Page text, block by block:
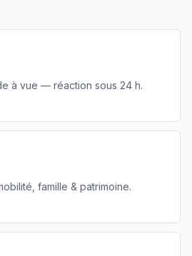
à vue — réaction sous 24 h.
famille & patrimoine.